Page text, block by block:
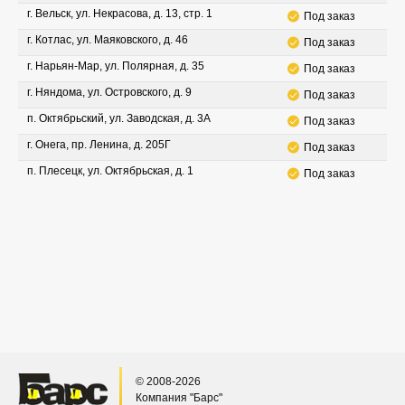
г. Вельск, ул. Некрасова, д. 13, стр. 1
Под заказ
г. Котлас, ул. Маяковского, д. 46
Под заказ
г. Нарьян-Мар, ул. Полярная, д. 35
Под заказ
г. Няндома, ул. Островского, д. 9
Под заказ
п. Октябрьский, ул. Заводская, д. 3А
Под заказ
г. Онега, пр. Ленина, д. 205Г
Под заказ
п. Плесецк, ул. Октябрьская, д. 1
Под заказ
© 2008-2026
Компания "Барс"